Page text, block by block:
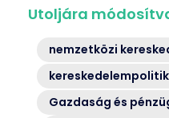
nemzetközi
Gazdaság és